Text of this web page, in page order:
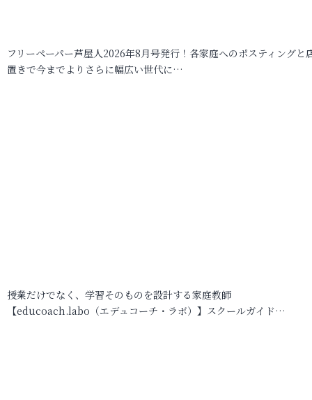
フリーペーパー芦屋人2026年8月号発行！各家庭へのポスティングと
置きで今までよりさらに幅広い世代に…
授業だけでなく、学習そのものを設計する家庭教師
【educoach.labo（エデュコーチ・ラボ）】スクールガイド…